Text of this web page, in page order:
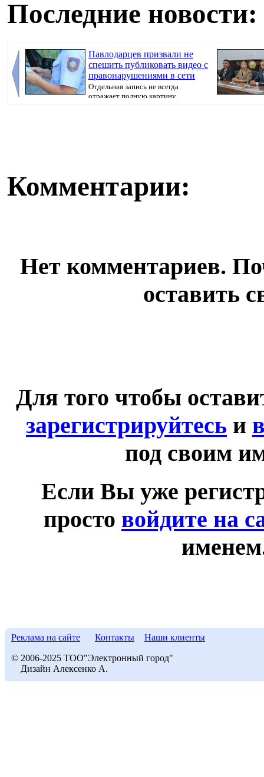
Последние новости:
Павлодарцев призвали не
спешить публиковать видео с
правонарушениями в сети
Отдельная запись не всегда
отражает полную картину
Комментарии:
Нет комментариев.
оставить
Для того чтобы
зарегистрируйтесь и
под своим
Если Вы уже
просто войдите на
Реклама на сайте Контакты Наши клиенты
© 2006-2025 ТОО"Электронный город"
Дизайн Алексенко А.